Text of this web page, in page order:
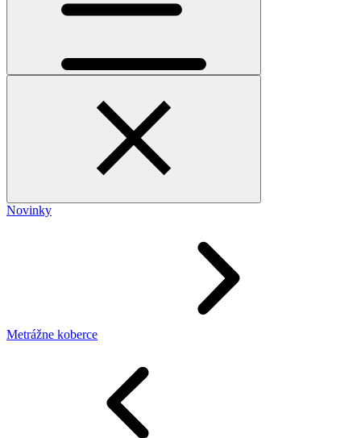
Novinky
Metrážne koberce